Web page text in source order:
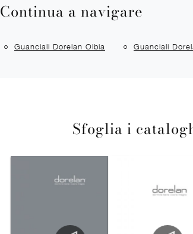
Continua a navigare
Guanciali Dorelan Olbia Guanciali
Sfoglia i